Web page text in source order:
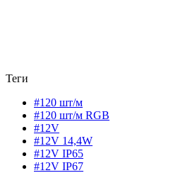
Теги
#120 шт/м
#120 шт/м RGB
#12V
#12V 14,4W
#12V IP65
#12V IP67